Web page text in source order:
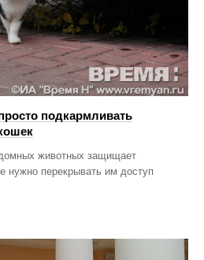
подкармливать
животных защищает
нужно перекрывать им доступ